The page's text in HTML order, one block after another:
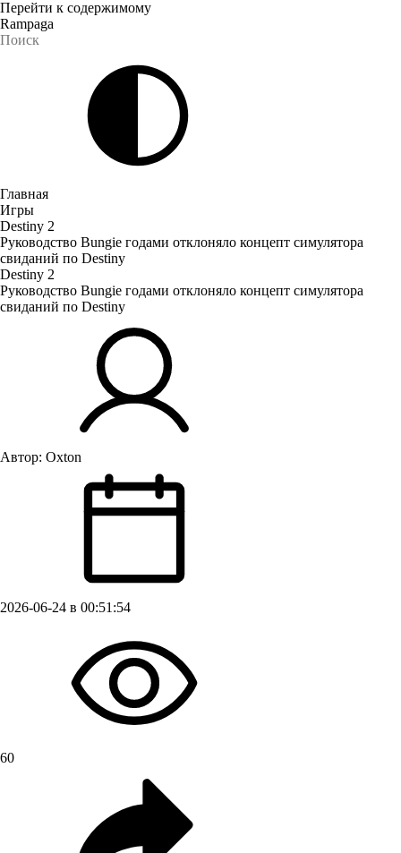
Перейти к содержимому
Rampaga
Главная
Игры
Destiny 2
Руководство Bungie годами отклоняло концепт симулятора
свиданий по Destiny
Destiny 2
Руководство Bungie годами отклоняло концепт симулятора
свиданий по Destiny
Автор: Oxton
2026-06-24 в 00:51:54
60